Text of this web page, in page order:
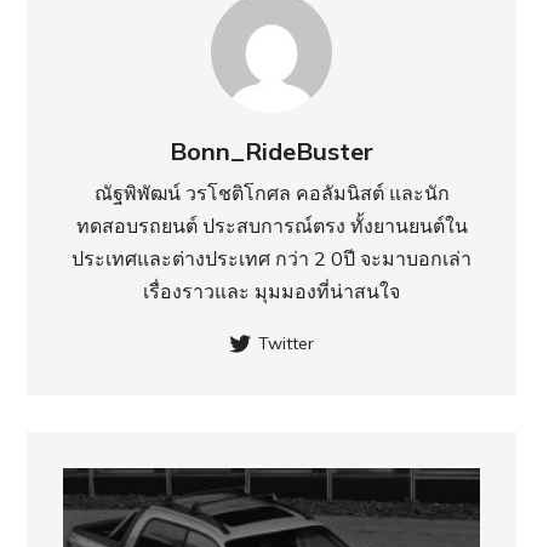
Bonn_RideBuster
ณัฐพิพัฒน์ วรโชติโกศล คอลัมนิสต์ และนัก
ทดสอบรถยนต์ ประสบการณ์ตรง ทั้งยานยนต์ใน
ประเทศ​และต่างประเทศ กว่า 2 0ปี จะมาบอกเล่า
เรื่องราวและ มุมมองที่น่าสนใจ
Twitter